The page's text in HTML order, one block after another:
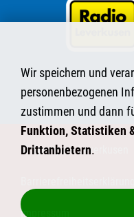
© Sportpark Leverkusen
Impressum
Wir speichern und
personenbezogenen
zustimmen und dann
Funktion, Statistiken
Drittanbietern.